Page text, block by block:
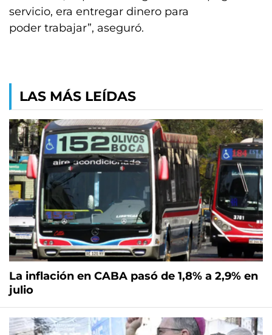
servicio, era entregar dinero para
poder trabajar”, aseguró.
LAS MÁS LEÍDAS
La inflación en CABA pasó de 1,8% a 2,9% en
julio